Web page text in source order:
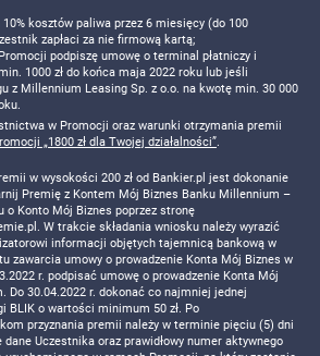
10% kosztów paliwa przez 6 miesięcy (do 100
zapłaci za nie firmową kartą;
podpiszę umowę o terminal płatniczy i
1000 zł do końca maja 2022 roku lub jeśli
z Millennium Leasing Sp. z o.o. na kwotę min. 30 000
w Promocji oraz warunki otrzymania premii
„1800 zł dla Twojej działalności”.
w wysokości 200 zł od Bankier.pl jest dokonanie
Premię z Kontem Mój Biznes Banku Millennium –
o Konto Mój Biznes poprzez stronę
W trakcie składania wniosku należy wyrazić
informacji objętych tajemnicą bankową w
zawarcia umowy o prowadzenie Konta Mój Biznes w
r. podpisać umowę o prowadzenie Konta Mój
Do 30.04.2022 r. dokonać co najmniej jednej
BLIK o wartości minimum 50 zł. Po
przyznania premii należy w terminie pięciu (5) dni
Uczestnika oraz prawidłowy numer aktywnego